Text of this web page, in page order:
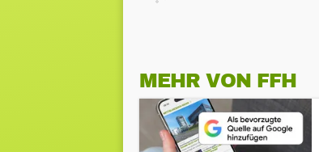
MEHR VON FFH